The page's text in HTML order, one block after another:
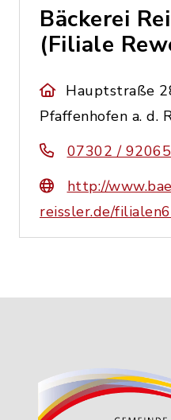
Bäckerei
(Filiale
Hauptstraße
Pfaffenhofen a. d.
07302 /
http://
reissler.de/